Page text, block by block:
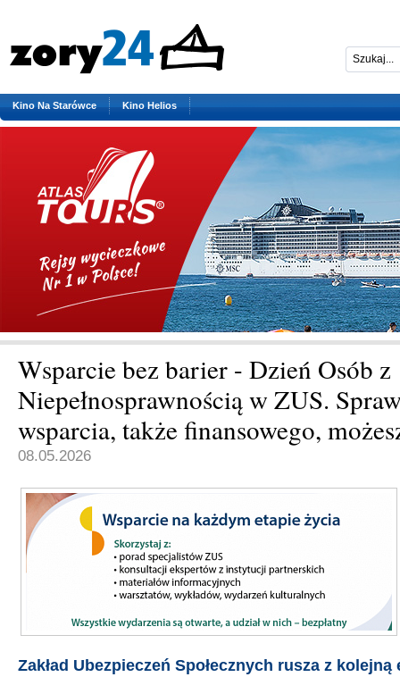
Kino Na Starówce Kino Helios
Wsparcie bez barier - Dzień Osób z
Niepełnosprawnością w ZUS.
wsparcia, także finansowego,
08.05.2026
Zakład Ubezpieczeń Społecznych rusza z